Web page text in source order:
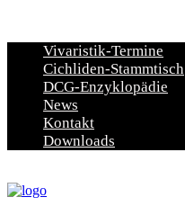
Vivaristik-Termine
Cichliden-Stammtisch
DCG-Enzyklopädie
News
Kontakt
Downloads